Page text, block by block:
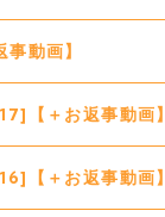
動画】
【＋お返事動画】
【＋お返事動画】